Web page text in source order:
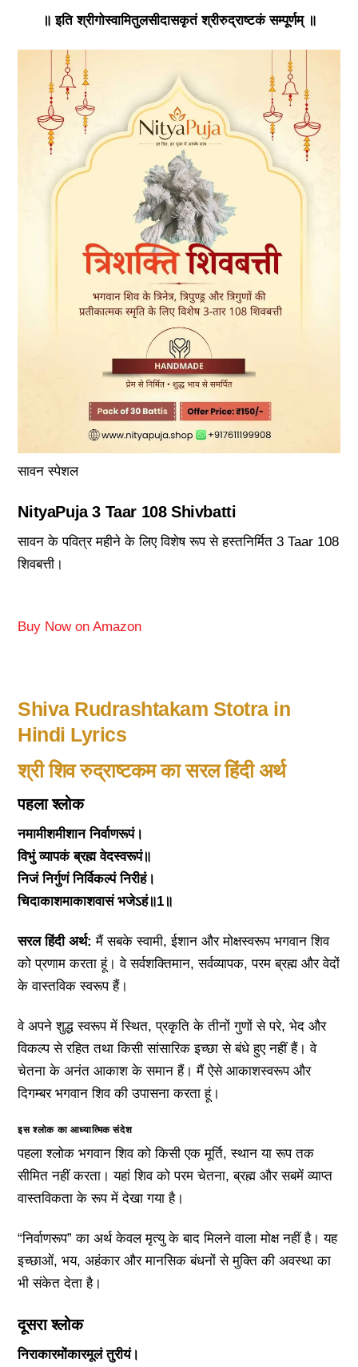
॥ इति श्रीगोस्वामितुलसीदासकृतं श्रीरुद्राष्टकं सम्पूर्णम् ॥
सावन स्पेशल
NityaPuja 3 Taar 108 Shivbatti
सावन के पवित्र महीने के लिए विशेष रूप से हस्तनिर्मित 3 Taar 108
शिवबत्ती।
Buy Now on Amazon
Shiva Rudrashtakam Stotra in
Hindi Lyrics
श्री शिव रुद्राष्टकम का सरल हिंदी अर्थ
पहला श्लोक
नमामीशमीशान निर्वाणरूपं।
विभुं व्यापकं ब्रह्म वेदस्वरूपं॥
निजं निर्गुणं निर्विकल्पं निरीहं।
चिदाकाशमाकाशवासं भजेऽहं॥1॥
सरल हिंदी अर्थ: मैं सबके स्वामी, ईशान और मोक्षस्वरूप भगवान शिव
को प्रणाम करता हूं। वे सर्वशक्तिमान, सर्वव्यापक, परम ब्रह्म और वेदों
के वास्तविक स्वरूप हैं।
वे अपने शुद्ध स्वरूप में स्थित, प्रकृति के तीनों गुणों से परे, भेद और
विकल्प से रहित तथा किसी सांसारिक इच्छा से बंधे हुए नहीं हैं। वे
चेतना के अनंत आकाश के समान हैं। मैं ऐसे आकाशस्वरूप और
दिगम्बर भगवान शिव की उपासना करता हूं।
इस श्लोक का आध्यात्मिक संदेश
पहला श्लोक भगवान शिव को किसी एक मूर्ति, स्थान या रूप तक
सीमित नहीं करता। यहां शिव को परम चेतना, ब्रह्म और सबमें व्याप्त
वास्तविकता के रूप में देखा गया है।
“निर्वाणरूप” का अर्थ केवल मृत्यु के बाद मिलने वाला मोक्ष नहीं है। यह
इच्छाओं, भय, अहंकार और मानसिक बंधनों से मुक्ति की अवस्था का
भी संकेत देता है।
दूसरा श्लोक
निराकारमोंकारमूलं तुरीयं।